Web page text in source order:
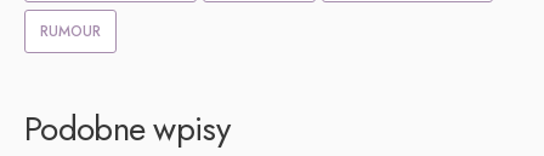
RUMOUR
Podobne wpisy